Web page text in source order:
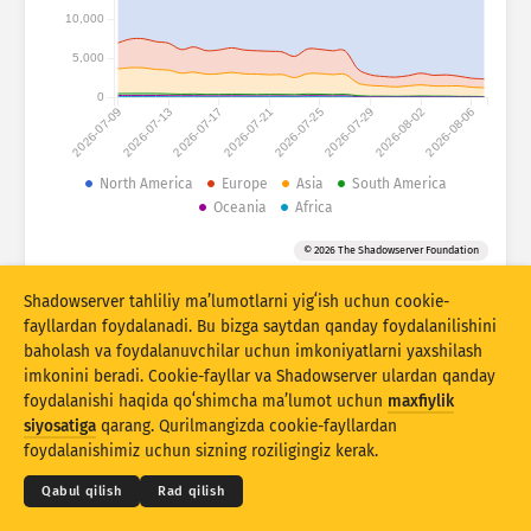
Yordam
Mamlakatlar
Maʼlumotlar toʻplami
Qisman mos
Natijalarni avtomatik yangilash
Yangilash Asliga tiklash
PNG sifatida yuklab olish
2026-07-092026-07-132026-07-172026-07-212026-07-252026-07-292026-08-022026-08-06
0
5,000
10,000
North America Europe Asia
South America
Oceania
Africa
© 2026 The Shadowserver Foundation
© 2026THE SHADOWSERVER FOUNDATION
Maxfiylik va shartlar
Biz bilan bogʻlanish Eʼtiroflar
Shadowserver tahliliy maʼlumotlarni yigʻish uchun cookie-
fayllardan foydalanadi. Bu bizga saytdan qanday foydalanilishini
baholash va foydalanuvchilar uchun imkoniyatlarni yaxshilash
imkonini beradi. Cookie-fayllar va Shadowserver ulardan qanday
foydalanishi haqida qoʻshimcha maʼlumot uchun maxfiylik
siyosatiga qarang. Qurilmangizda cookie-fayllardan
foydalanishimiz uchun sizning roziligingiz kerak.
Qabul qilish Rad qilish